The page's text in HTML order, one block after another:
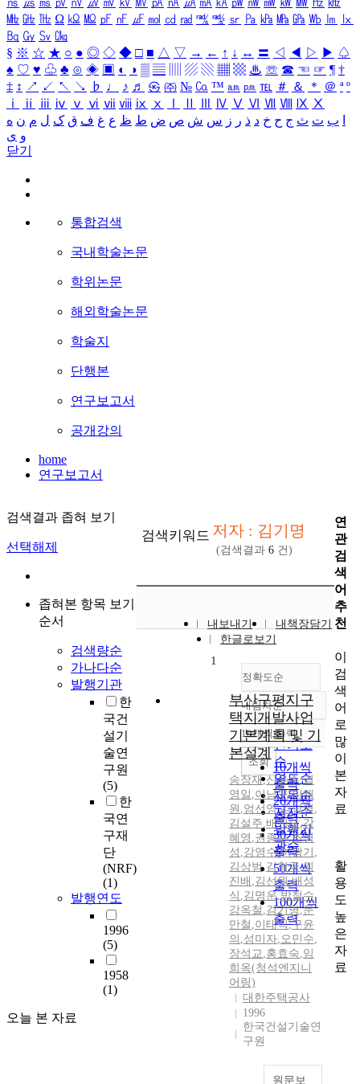
㎒ ㎓ ㎔ Ω ㏀ ㏁ ㎊ ㎋ ㎌ ㏖ ㏅ ㎭ ㎮ ㎯ ㏛ ㎩ ㎪ ㎫ ㎬ ㏝ ㏐
㏓
㏃ ㏉ ㏜ ㏆
§ ※ ☆ ★ ○ ● ◎ ◇ ◆ □ ■ △ ▽ → ← ↑ ↓ ↔ 〓 ◁ ◀ ▷ ▶ ♤
♠ ♡ ♥ ♧ ♣ ⊙ ◈ ▣ ◐ ◑ ▒ ▤ ▨ ▧ ▦ ▩ ♨ ☏ ☎ ☜ ☞ ¶ †
‡ ↕ ↗ ↙ ↖ ↘ ♭ ♩ ♪ ♬ ㉿ ㈜ № ㏇ ™ ㏂ ㏘ ℡ ＃ ＆ ＊ ＠ ª º
ⅰ
ⅱ ⅲ ⅳ ⅴ ⅵ ⅶ ⅷ ⅸ ⅹ Ⅳ Ⅴ Ⅵ Ⅶ Ⅷ Ⅸ Ⅹ
ب ت ث ج ح خ د ذ ر ز س ش ص ض ط ظ ع غ ف ق ک ل م ن ه
و ی
닫기
통합검색
국내학술논문
학위논문
해외학술논문
학술지
단행본
연구보고서
공개강의
home
연구보고서
검색결과 좁혀 보기
선택해제
좁혀본 항목 보기
순서
검색량순
가나다순
발행기관
한
국건
설기
술연
구원
(5)
한
국연
구재
단
(NRF)
(1)
발행연도
1996
(5)
1958
(1)
오늘 본 자료
검색키워드 저자 : 김기명
(검색결과 6 건)
내보내기
내책장담기
한글로보기
정확도순
정확도
순
인기도
순
연도순
제목순
저자순
발행기
관순
내림차순
내림차순
10개씩 출력
10개씩
출력
20개씩
출력
30개씩
출력
50개씩
출력
100개씩
출력
조회
1
부산구평지구
택지개발사업
기본계획 및 기
본설계
송장재,신윤수,김
영일 ,이남구,이재
원 ,엄선영,김남열 ,
김설주,배진모,강
혜영 ,권종수,조병
성 ,강영수,이광기 ,
김상범,김형국,김
진배 ,김선원,배성
식 ,김명운,박철수,
강옥철 ,김기명,문
만철 ,이태식,구윤
의 ,성미자,오민수,
장석교,홍효숙,임
희옥(청석엔지니
어링)
대한주택공사
1996
한국건설기술연
구원
원문보
연
관
검
색
어
추
천
이
검
색
어
로
많
이
본
자
료
활
용
도
높
은
자
료